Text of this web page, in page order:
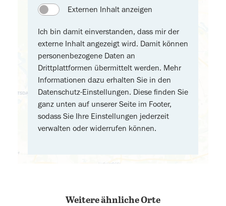
Externen Inhalt anzeigen
Ich bin damit einverstanden, dass mir der
externe Inhalt angezeigt wird. Damit können
personenbezogene Daten an
Drittplattformen übermittelt werden. Mehr
Informationen dazu erhalten Sie in den
Datenschutz-Einstellungen. Diese finden Sie
ganz unten auf unserer Seite im Footer,
sodass Sie Ihre Einstellungen jederzeit
verwalten oder widerrufen können.
Weitere ähnliche Orte